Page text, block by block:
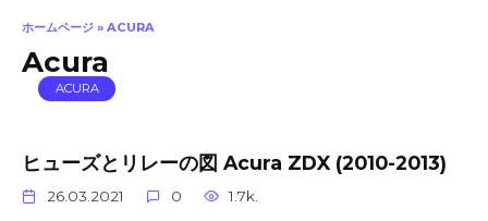
ホームページ » ACURA
Acura
ACURA
ヒューズとリレーの図 Acura ZDX (2010-2013)
26.03.2021 0 1.7k.